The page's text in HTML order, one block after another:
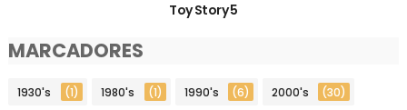
Toy Story 5
MARCADORES
1930's (1) 1980's (1) 1990's (6) 2000's (30)